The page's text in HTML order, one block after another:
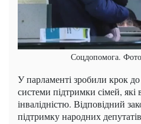
Соцдопомога.
У парламенті зробили крок
системи підтримки сімей, які
інвалідністю. Відповідний
підтримку народних